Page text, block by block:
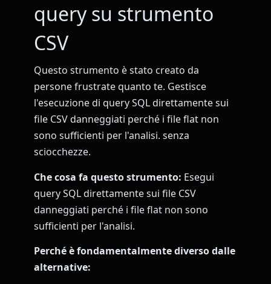
query su strumento
CSV
Questo strumento è stato creato da
persone frustrate quanto te. Gestisce
l'esecuzione di query SQL direttamente sui
file CSV danneggiati perché i file flat non
sono sufficienti per l'analisi. senza
sciocchezze.
Che cosa fa questo strumento: Esegui
query SQL direttamente sui file CSV
danneggiati perché i file flat non sono
sufficienti per l'analisi.
Perché è fondamentalmente diverso dalle
alternative: